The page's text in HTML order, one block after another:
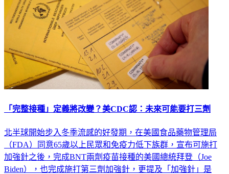
「完整接種」定義將改變？美CDC認：未來可能要打三劑
北半球開始步入冬季流感的好發期，在美國食品藥物管理局
（FDA）同意65歲以上民眾和免疫力低下族群，宣布可施打
加強針之後，完成BNT兩劑疫苗接種的美國總統拜登（Joe
Biden），也完成施打第三劑加強針，更提及「加強針」是